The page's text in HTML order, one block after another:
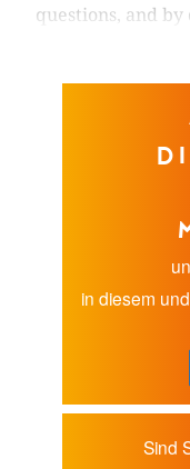
questions, and
in diesem
Sind